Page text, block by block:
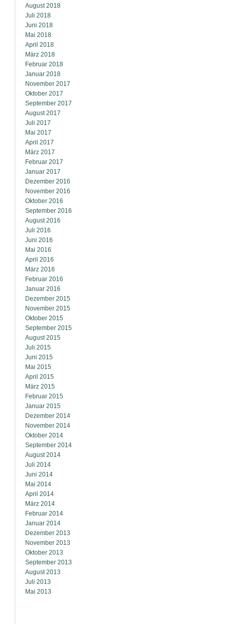
August 2018
Juli 2018
Juni 2018
Mai 2018
April 2018
März 2018
Februar 2018
Januar 2018
November 2017
Oktober 2017
September 2017
August 2017
Juli 2017
Mai 2017
April 2017
März 2017
Februar 2017
Januar 2017
Dezember 2016
November 2016
Oktober 2016
September 2016
August 2016
Juli 2016
Juni 2016
Mai 2016
April 2016
März 2016
Februar 2016
Januar 2016
Dezember 2015
November 2015
Oktober 2015
September 2015
August 2015
Juli 2015
Juni 2015
Mai 2015
April 2015
März 2015
Februar 2015
Januar 2015
Dezember 2014
November 2014
Oktober 2014
September 2014
August 2014
Juli 2014
Juni 2014
Mai 2014
April 2014
März 2014
Februar 2014
Januar 2014
Dezember 2013
November 2013
Oktober 2013
September 2013
August 2013
Juli 2013
Mai 2013